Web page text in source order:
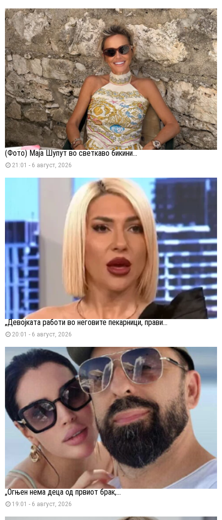
(Фото) Маја Шупут во светкаво бикини...
21:01 - 6 август, 2026
„Девојката работи во неговите пекарници, прави...
20:01 - 6 август, 2026
„Огњен нема деца од првиот брак,...
19:01 - 6 август, 2026